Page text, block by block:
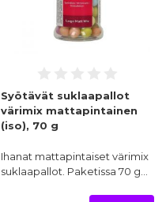
Syötävät suklaapallot
värimix mattapintainen
(iso), 70 g
Ihanat mattapintaiset värimix
suklaapallot. Paketissa 70 g…